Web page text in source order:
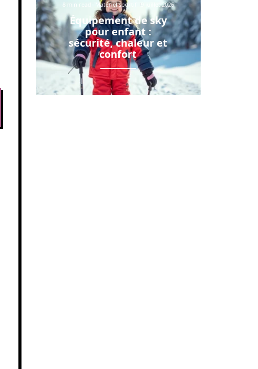
8 min read Matériel sportif 9 juillet 2026
Équipement de sky
pour enfant :
sécurité, chaleur et
confort